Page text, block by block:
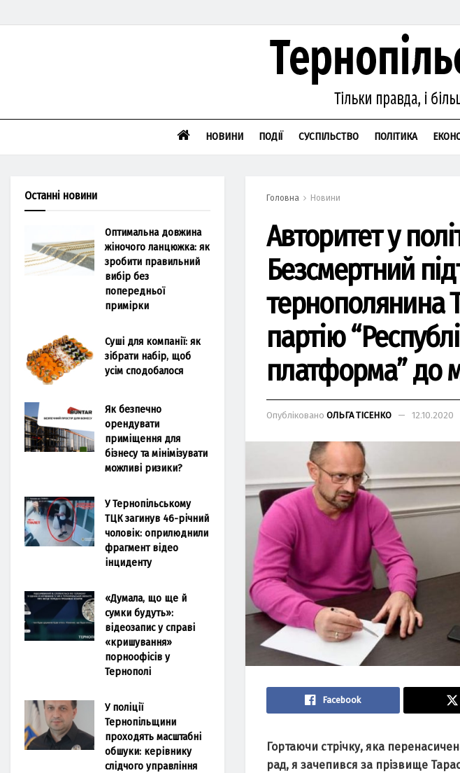
НОВИНИ ПОДІЇ СУСПІЛЬСТВО ПОЛІТИКА
Головна Новини
Авторитет у
Безсмертний
тернополянина
партію
платформа” до
Опубліковано ОЛЬГА ТІСЕНКО 12.10.2020
Facebook
Гортаючи стрічку, яка
рад, я зачепився за прізвище
Останні новини
Оптимальна довжина
жіночого ланцюжка: як
зробити правильний
вибір без
попередньої
примірки
Суші для компанії: як
зібрати набір, щоб
усім сподобалося
Як безпечно
орендувати
приміщення для
бізнесу та мінімізувати
можливі ризики?
У Тернопільському
ТЦК загинув 46-річний
чоловік: оприлюднили
фрагмент відео
інциденту
«Думала, що ще й
сумки будуть»:
відеозапис у справі
«кришування»
порноофісів у
Тернополі
У поліції
Тернопільщини
проходять масштабні
обшуки: керівнику
слідчого управління